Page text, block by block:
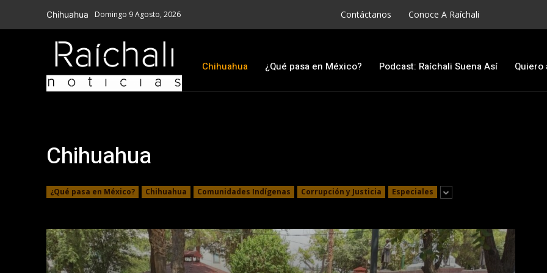
Chihuahua Domingo 9 Agosto, 2026 Contáctanos Conoce A Raíchali
Chihuahua ¿Qué pasa en México? Podcast: Raíchali Suena Así Quiero
Chihuahua
¿Qué pasa en México? Chihuahua Comunidades Indígenas Corrupción y Justicia Especiales